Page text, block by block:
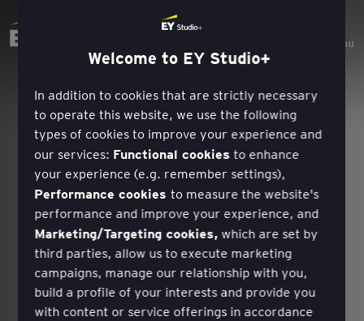
Menu
Welcome to EY Studio+
In addition to cookies that are strictly necessary
to operate this website, we use the following
types of cookies to improve your experience and
our services: Functional cookiesto enhance
your experience (e.g. remember settings),
Performance cookiesto measure the website's
performance and improve your experience, and
Marketing/Targeting cookies, which are set by
third parties, allow us to execute marketing
campaigns, manage our relationship with you,
build a profile of your interests and provide you
with content or service offerings in accordance